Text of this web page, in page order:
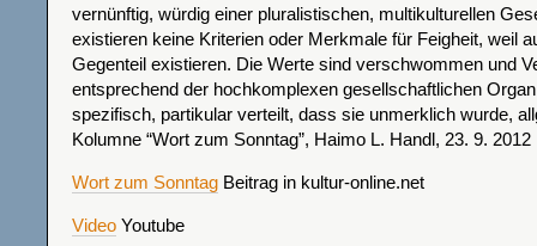
vernünftig, würdig einer pluralistischen, multikulturellen
existieren keine Kriterien oder Merkmale für Feigheit, weil
Gegenteil existieren. Die Werte sind verschwommen und
entsprechend der hochkomplexen gesellschaftlichen
spezifisch, partikular verteilt, dass sie unmerklich wurde,
Kolumne “Wort zum Sonntag”, Haimo L. Handl, 23. 9. 2012
Wort zum Sonntag Beitrag in kultur-online.net
Video Youtube